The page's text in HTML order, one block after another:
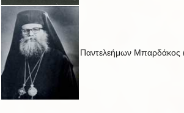
Παντελεήμων Μπαρδάκος